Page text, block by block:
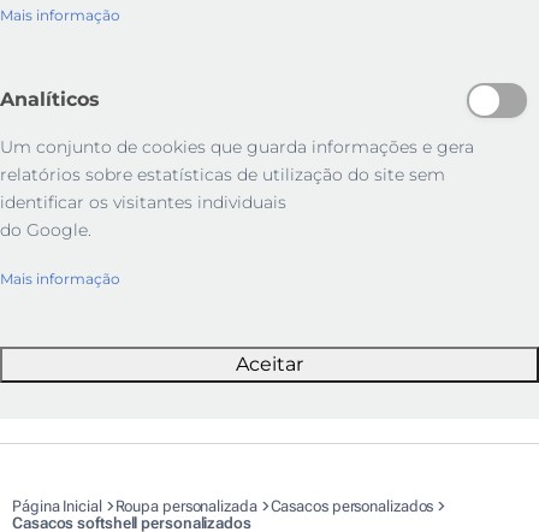
Mais informação
Analíticos
Um conjunto de cookies que guarda informações e gera
relatórios sobre estatísticas de utilização do site sem
identificar os visitantes individuais
do Google.
Mais informação
Aceitar
Página Inicial Roupa personalizada
Casacos personalizados
Casacos softshell personalizados